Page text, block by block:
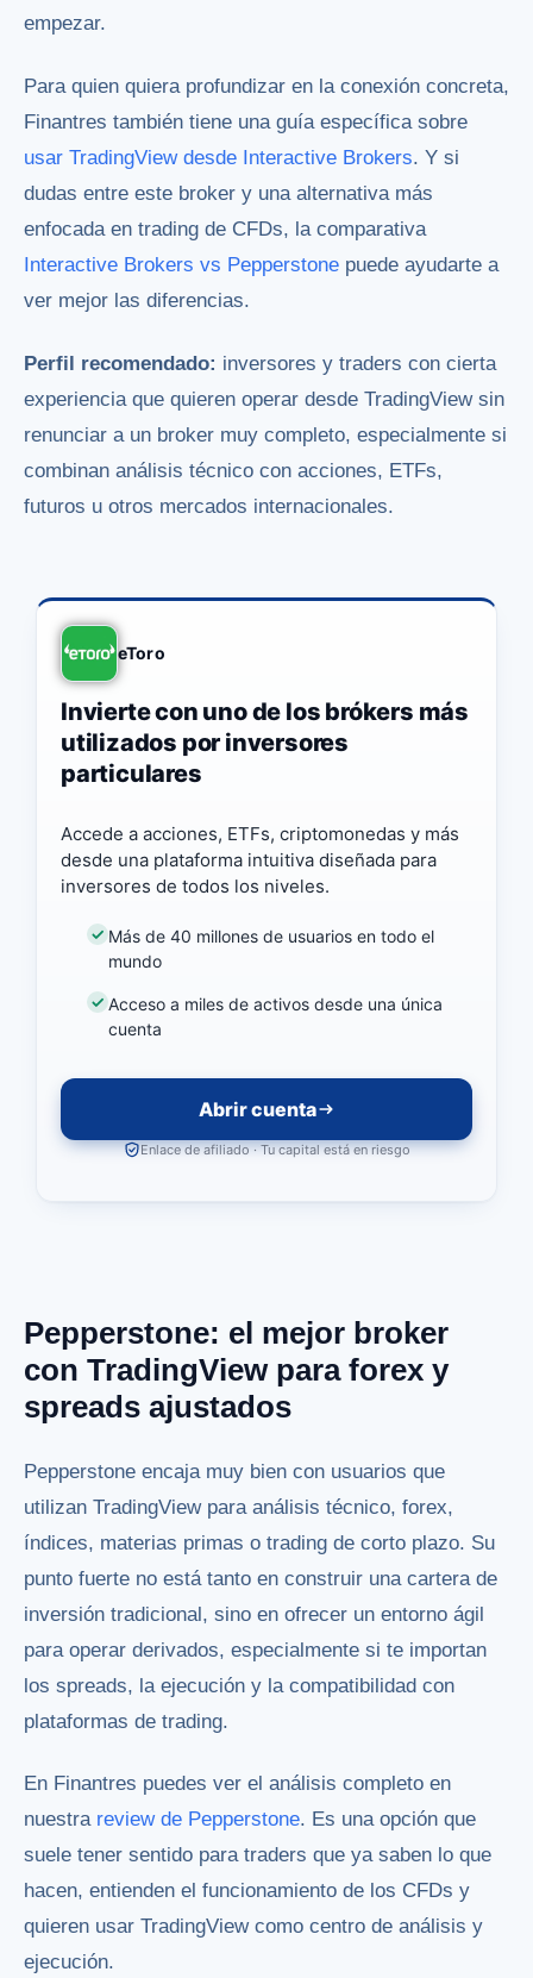
empezar.
Para quien quiera profundizar en la conexión concreta,
Finantres también tiene una guía específica sobre
usar TradingView desde Interactive Brokers. Y si
dudas entre este broker y una alternativa más
enfocada en trading de CFDs, la comparativa
Interactive Brokers vs Pepperstone puede ayudarte a
ver mejor las diferencias.
Perfil recomendado: inversores y traders con cierta
experiencia que quieren operar desde TradingView sin
renunciar a un broker muy completo, especialmente si
combinan análisis técnico con acciones, ETFs,
futuros u otros mercados internacionales.
eToro
Invierte con uno de los brókers más
utilizados por inversores
particulares
Accede a acciones, ETFs, criptomonedas y más
desde una plataforma intuitiva diseñada para
inversores de todos los niveles.
Más de 40 millones de usuarios en todo el
mundo
Acceso a miles de activos desde una única
cuenta
Abrir cuenta
Enlace de afiliado · Tu capital está en riesgo
Pepperstone: el mejor broker
con TradingView para forex y
spreads ajustados
Pepperstone encaja muy bien con usuarios que
utilizan TradingView para análisis técnico, forex,
índices, materias primas o trading de corto plazo. Su
punto fuerte no está tanto en construir una cartera de
inversión tradicional, sino en ofrecer un entorno ágil
para operar derivados, especialmente si te importan
los spreads, la ejecución y la compatibilidad con
plataformas de trading.
En Finantres puedes ver el análisis completo en
nuestra review de Pepperstone. Es una opción que
suele tener sentido para traders que ya saben lo que
hacen, entienden el funcionamiento de los CFDs y
quieren usar TradingView como centro de análisis y
ejecución.